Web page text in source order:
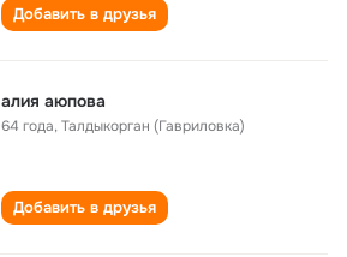
Добавить в друзья
алия аюпова
64 года,Талдыкорган (Гавриловка)
Добавить в друзья